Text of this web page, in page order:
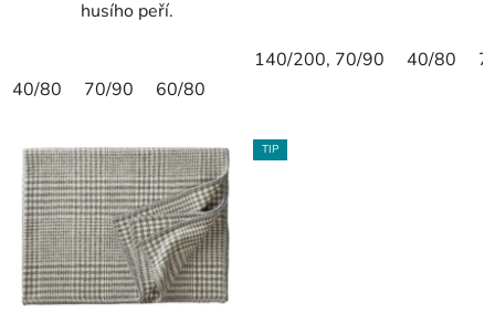
husího peří.
40/80 70/90 60/80
140/200, 70/90 40/80
TIP